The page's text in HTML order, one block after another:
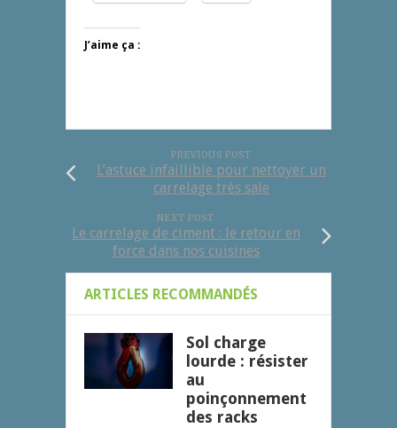
J’aime ça :
PREVIOUS POST
L’astuce infaillible pour nettoyer un
carrelage très sale
NEXT POST
Le carrelage de ciment : le retour en
force dans nos cuisines
ARTICLES RECOMMANDÉS
Sol charge
lourde : résister
au
poinçonnement
des racks